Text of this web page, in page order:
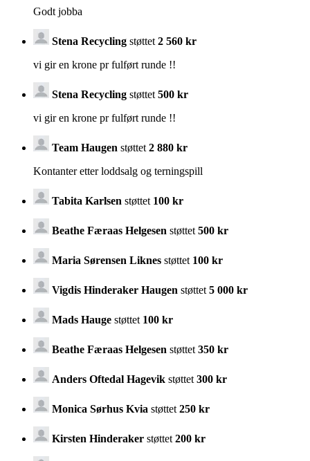
Godt jobba
Stena Recycling støttet 2 560 kr
vi gir en krone pr fulført runde !!
Stena Recycling støttet 500 kr
vi gir en krone pr fulført runde !!
Team Haugen støttet 2 880 kr
Kontanter etter loddsalg og terningspill
Tabita Karlsen støttet 100 kr
Beathe Færaas Helgesen støttet 500 kr
Maria Sørensen Liknes støttet 100 kr
Vigdis Hinderaker Haugen støttet 5 000 kr
Mads Hauge støttet 100 kr
Beathe Færaas Helgesen støttet 350 kr
Anders Oftedal Hagevik støttet 300 kr
Monica Sørhus Kvia støttet 250 kr
Kirsten Hinderaker støttet 200 kr